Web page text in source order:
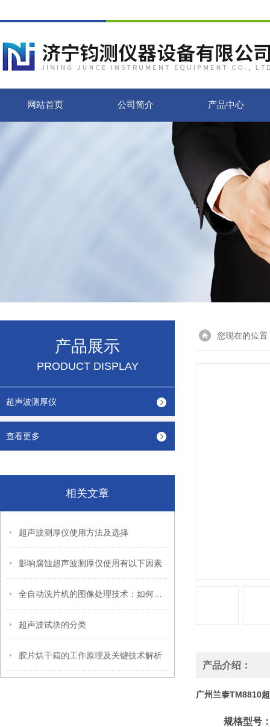
网站首页 公司简介 产品中心
产品展示
PRODUCT DISPLAY
超声波测厚仪
查看更多
相关文章
超声波测厚仪使用方法及选择
影响腐蚀超声波测厚仪使用有以下因素
超声波试块的分类
胶片烘干箱的工作原理及关键技术解析
您现在的位置
产品介绍：
广州兰泰TM8810
规格型号